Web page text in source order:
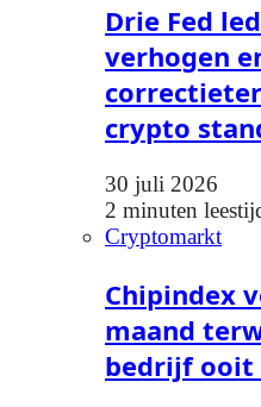
Drie Fed
verhogen
crypto
30 juli 2026
2 minuten
Cryptomarkt
Chipindex
maand
bedrijf ooit